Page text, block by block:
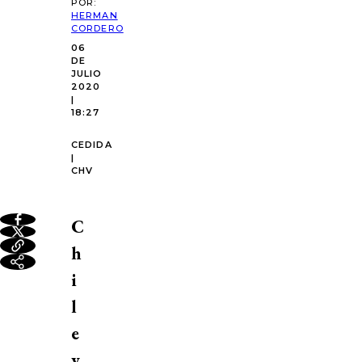
POR:
HERMAN
CORDERO
06
DE
JULIO
2020
|
18:27
CEDIDA
|
CHV
C
h
i
l
e